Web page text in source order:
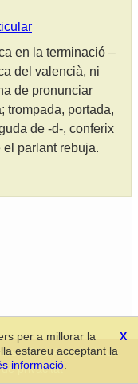
en la terminació –
del valencià, ni
de pronunciar
trompada, portada,
de -d-, conferix
parlant rebuja.
-Real Acadèmia de
privacitat
X
per a millorar la
estareu acceptant la
informació